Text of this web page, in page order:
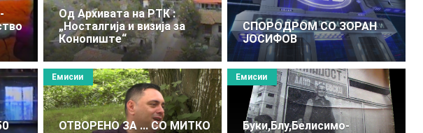
Oд Архивата на РТК :
„Носталгија и визија за
Конопиште“
СПОРОДРОМ СО ЗОРАН
ЈОСИФОВ
ОТВОРЕНО ЗА ... СО МИТКО
Емисии
Буки,Блу,Белисимо-
Емисии